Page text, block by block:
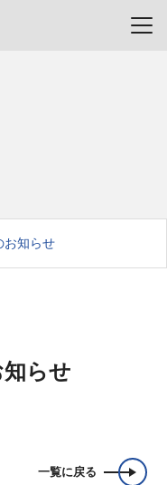
お知らせ
らせ
一覧に戻る